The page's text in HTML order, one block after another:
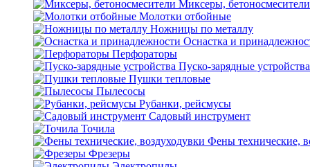
Миксеры, бетоносмесители
Молотки отбойные
Ножницы по металлу
Оснастка и
Перфораторы
Пуско-зарядные устройства
Пушки тепловые
Пылесосы
Рубанки, рейсмусы
Садовый инструмент
Точила
Фены технические,
Фрезеры